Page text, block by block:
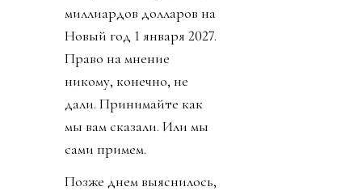
миллиардов долларов на
Новый год 1 января 2027.
Право на мнение
никому, конечно, не
дали. Принимайте как
мы вам сказали. Или мы
сами примем.
Позже днем выяснилось,